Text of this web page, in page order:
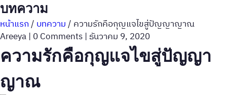
บทความ
หน้าแรก/ บทความ/ ความรักคือกุญแจไขสู่ปัญญาญาณ
Areeya | 0 Comments | ธันวาคม 9, 2020
ความรักคือกุญแจไขสู่ปัญญา
ญาณ